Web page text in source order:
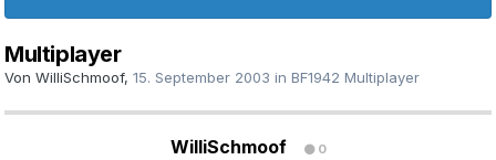
Multiplayer
Von WilliSchmoof, 15. September 2003 in BF1942 Multiplayer
WilliSchmoof 0